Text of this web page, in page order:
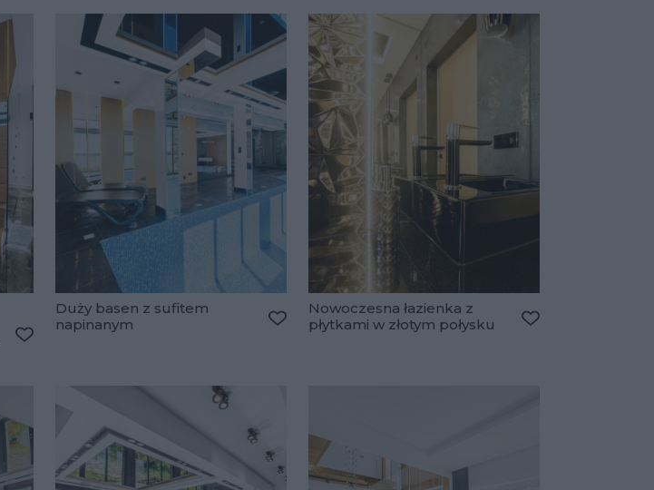
Duży basen z sufitem
napinanym
Dodaj do ulubionych
Nowoczesna łazienka z
płytkami w złotym połysku